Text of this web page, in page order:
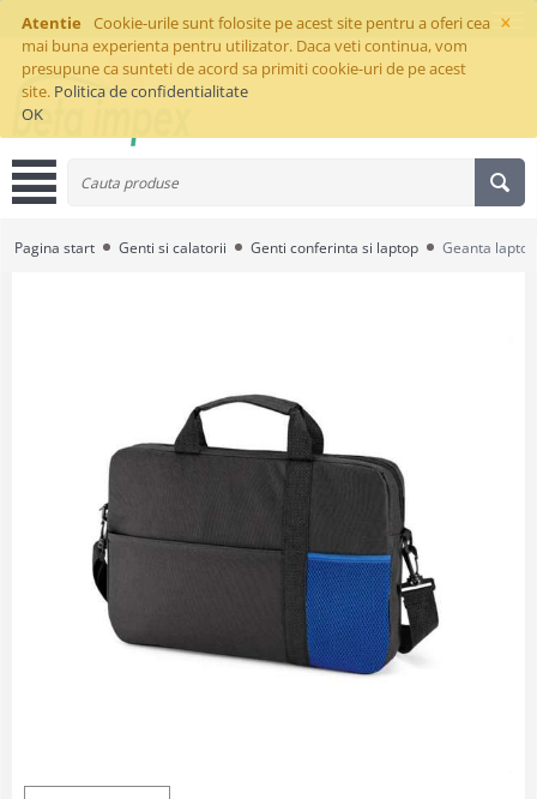
×
Atentie
Cookie-urile sunt folosite pe acest site pentru a oferi cea
mai buna experienta pentru utilizator. Daca veti continua, vom
presupune ca sunteti de acord sa primiti cookie-uri de pe acest
site. Politica de confidentialitate
OK
Pagina start Genti si calatorii Genti conferinta si laptop Geanta